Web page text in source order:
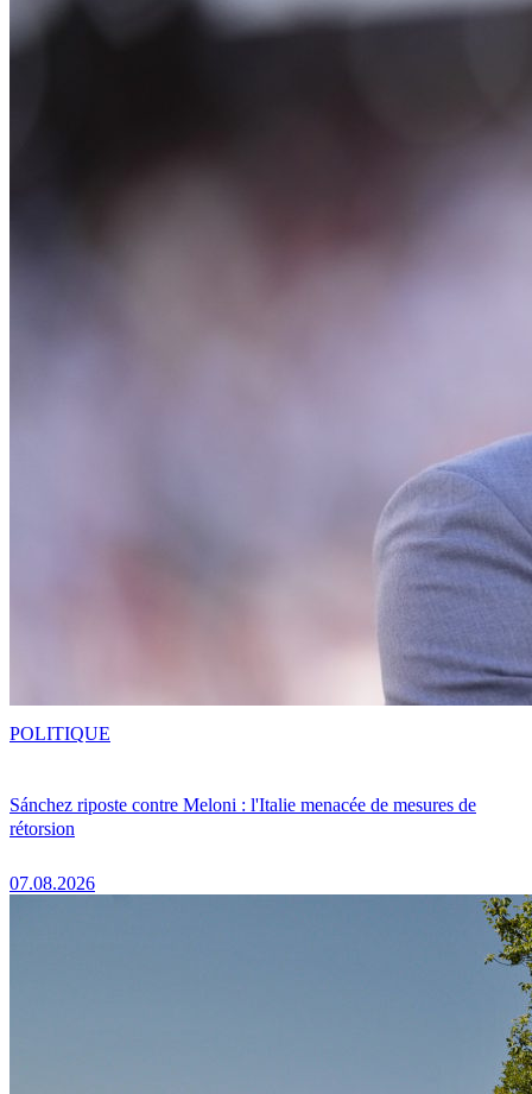
Sánchez riposte contre Meloni : l'Italie menacée de mesures de
rétorsion
07.08.2026
POLITIQUE